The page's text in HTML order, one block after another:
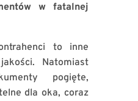
w fatalnej
to inne
Natomiast
pogięte,
dla oka, coraz